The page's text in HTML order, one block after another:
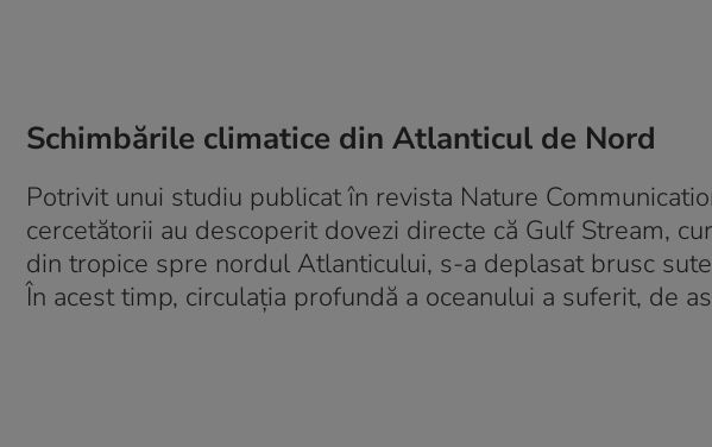
Schimbările climatice din Atlanticul de Nord
Potrivit unui studiu publicat în revista Nature
cercetătorii au descoperit dovezi directe că Gulf Stream,
din tropice spre nordul Atlanticului, s-a deplasat brusc
În acest timp, circulația profundă a oceanului a suferit, de